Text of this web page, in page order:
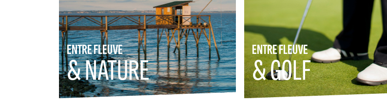
ENTRE FLEUVE
& NATURE
ENTRE FLEUVE
& GOLF